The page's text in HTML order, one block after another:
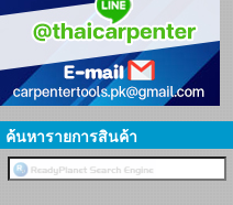
ค้นหารายการสินค้า